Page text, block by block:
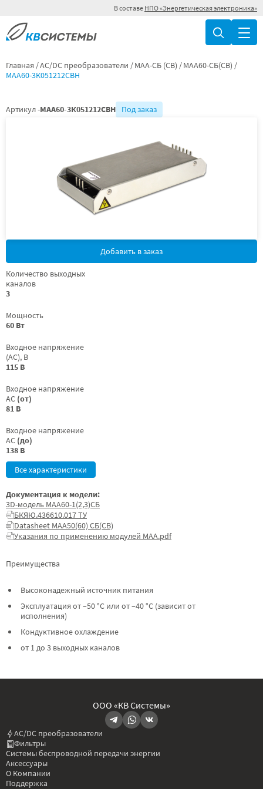
В составе НПО «Энергетическая электроника»
Главная AC/DC преобразователи МАА-СБ (СВ)
МАА60-СБ(СВ)
МАА60-3К051212СВН
Артикул -МАА60-3К051212СВН Под заказ
Добавить в заказ
Количество выходных
каналов
3
Мощность
60 Вт
Входное напряжение
(AC), В
115 В
Входное напряжение
AC (от)
81 В
Входное напряжение
AC (до)
138 В
Все характеристики
Преимущества
Высоконадежный источник питания
Эксплуатация от –50 °C или от –40 °C (зависит от
исполнения)
Кондуктивное охлаждение
от 1 до 3 выходных каналов
Документация к модели:
3D-модель МАА60-1(2,3)СБ
БКЯЮ.436610.017 ТУ
Datasheet МАА50(60) СБ(СВ)
Указания по применению модулей МАА.pdf
ООО «КВ Системы»
AC/DC преобразователи
Фильтры
Системы беспроводной передачи энергии
Аксессуары
О Компании
Поддержка